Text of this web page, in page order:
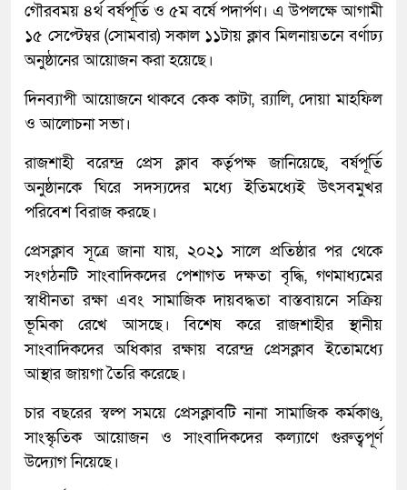
গৌরবময় ৪র্থ বর্ষপূর্তি ও ৫ম বর্ষে পদার্পণ। এ উপলক্ষে আগামী
১৫ সেপ্টেম্বর (সোমবার) সকাল ১১টায় ক্লাব মিলনায়তনে বর্ণাঢ্য
অনুষ্ঠানের আয়োজন করা হয়েছে।
দিনব্যাপী আয়োজনে থাকবে কেক কাটা, র‍্যালি, দোয়া মাহফিল
ও আলোচনা সভা।
রাজশাহী বরেন্দ্র প্রেস ক্লাব কর্তৃপক্ষ জানিয়েছে, বর্ষপূর্তি
অনুষ্ঠানকে ঘিরে সদস্যদের মধ্যে ইতিমধ্যেই উৎসবমুখর
পরিবেশ বিরাজ করছে।
প্রেসক্লাব সূত্রে জানা যায়, ২০২১ সালে প্রতিষ্ঠার পর থেকে
সংগঠনটি সাংবাদিকদের পেশাগত দক্ষতা বৃদ্ধি, গণমাধ্যমের
স্বাধীনতা রক্ষা এবং সামাজিক দায়বদ্ধতা বাস্তবায়নে সক্রিয়
ভূমিকা রেখে আসছে। বিশেষ করে রাজশাহীর স্থানীয়
সাংবাদিকদের অধিকার রক্ষায় বরেন্দ্র প্রেসক্লাব ইতোমধ্যে
আস্থার জায়গা তৈরি করেছে।
চার বছরের স্বল্প সময়ে প্রেসক্লাবটি নানা সামাজিক কর্মকাণ্ড,
সাংস্কৃতিক আয়োজন ও সাংবাদিকদের কল্যাণে গুরুত্বপূর্ণ
উদ্যোগ নিয়েছে।